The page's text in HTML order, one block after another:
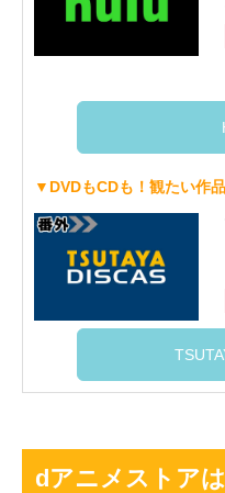
▼DVDもCDも！観たい作
dアニメストア